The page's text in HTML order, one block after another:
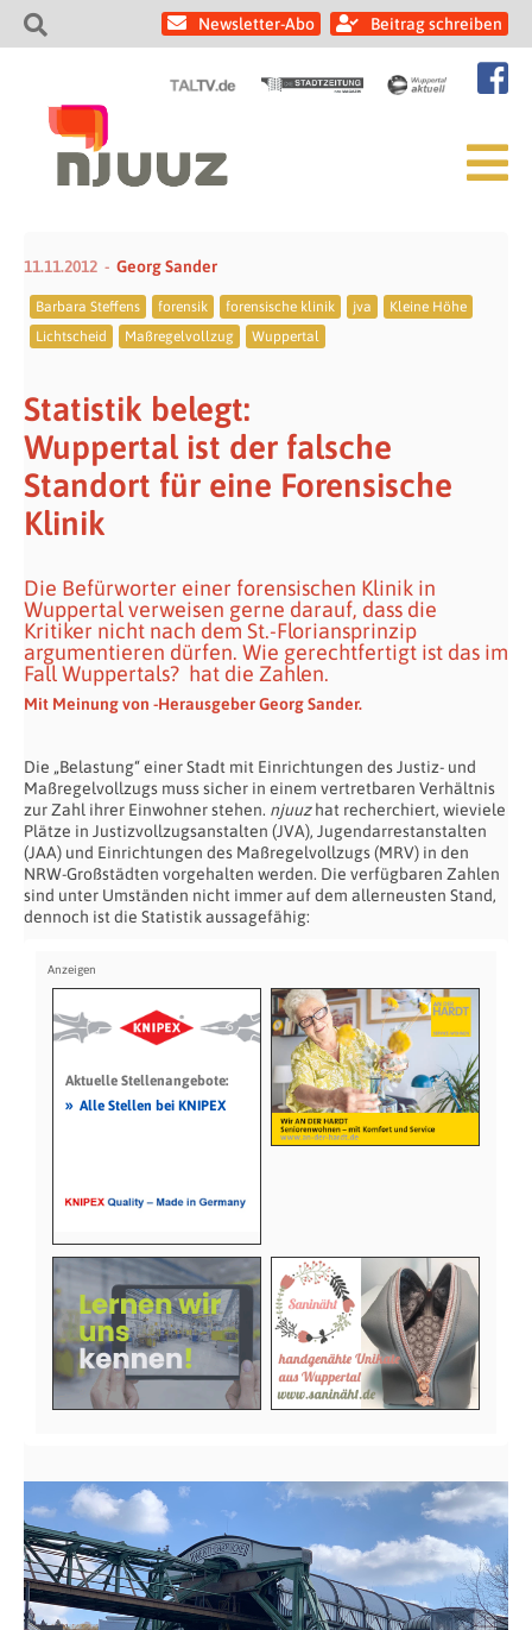
Newsletter-Abo Beitrag schreiben
11.11.2012 Georg Sander
Barbara Steffens forensik forensische klinik jva
Kleine Höhe
Lichtscheid
Maßregelvollzug Wuppertal
Statistik belegt:
Wuppertal ist der falsche
Standort für eine Forensische
Klinik
Die Befürworter einer forensischen Klinik in
Wuppertal verweisen gerne darauf, dass die
Kritiker nicht nach dem St.-Floriansprinzip
argumentieren dürfen. Wie gerechtfertigt ist das im
Fall Wuppertals? hat die Zahlen.
Mit Meinung von -Herausgeber Georg Sander.
Die „Belastung“ einer Stadt mit Einrichtungen des Justiz- und
Maßregelvollzugs muss sicher in einem vertretbaren Verhältnis
zur Zahl ihrer Einwohner stehen. njuuzhat recherchiert, wieviele
Plätze in Justizvollzugsanstalten (JVA), Jugendarrestanstalten
(JAA) und Einrichtungen des Maßregelvollzugs (MRV) in den
NRW-Großstädten vorgehalten werden. Die verfügbaren Zahlen
sind unter Umständen nicht immer auf dem allerneusten Stand,
dennoch ist die Statistik aussagefähig:
Aktuelle Stellenangebote:
» Alle Stellen bei KNIPEX